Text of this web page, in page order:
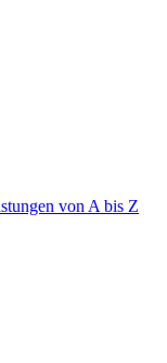
von A bis Z